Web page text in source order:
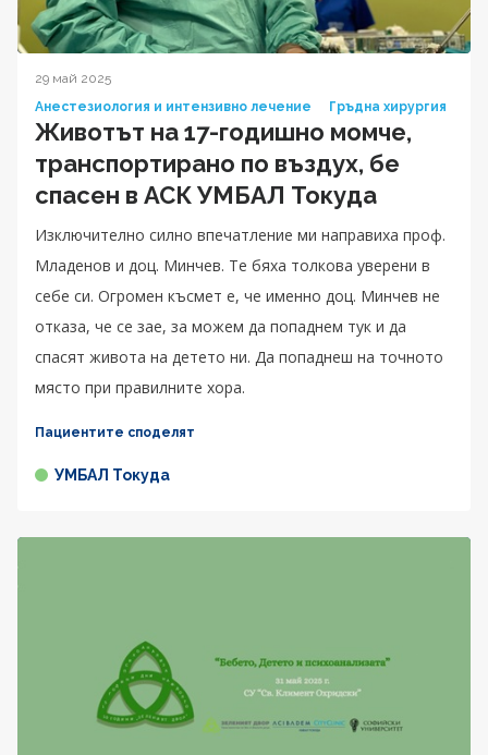
29 май 2025
Анестезиология и интензивно лечение
Гръдна хирургия
Животът на 17-годишно момче,
транспортирано по въздух, бе
спасен в АСК УМБАЛ Токуда
Изключително силно впечатление ми направиха проф.
Младенов и доц. Минчев. Те бяха толкова уверени в
себе си. Огромен късмет е, че именно доц. Минчев не
отказа, че се зае, за можем да попаднем тук и да
спасят живота на детето ни. Да попаднеш на точното
място при правилните хора.
Пациентите споделят
УМБАЛ Токуда